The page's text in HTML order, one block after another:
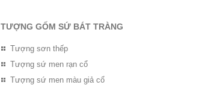
TƯỢNG GỐM SỨ BÁT TRÀNG
Tượng sơn thếp
Tượng sứ men rạn cổ
Tượng sứ men màu giả cổ